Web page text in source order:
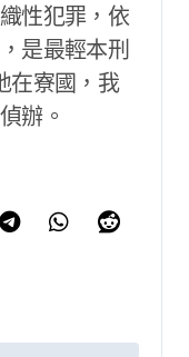
性犯罪，依
是最輕本刑
在寮國，我
辦。